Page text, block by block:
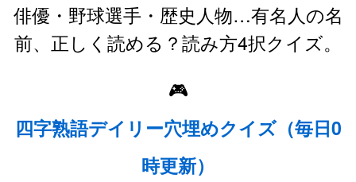
俳優・野球選手・歴史人物…有名人の名
前、正しく読める？読み方4択クイズ。
🎮
四字熟語デイリー穴埋めクイズ（毎日0
時更新）